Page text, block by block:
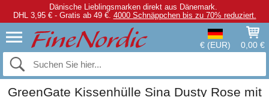
Dänische Lieblingsmarken direkt aus Dänemark.
DHL 3,95 € - Gratis ab 49 €. 4000 Schnäppchen bis zu 70% reduziert.
€ (EUR) 0,00 €
GreenGate Kissenhülle Sina Dusty Rose mit